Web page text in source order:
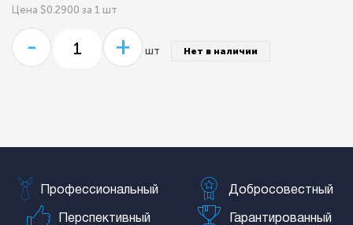
Цена $0.2900 за 1 шт
- + шт Нет в наличии
Профессиональный Добросовестный
Перспективный Гарантированный